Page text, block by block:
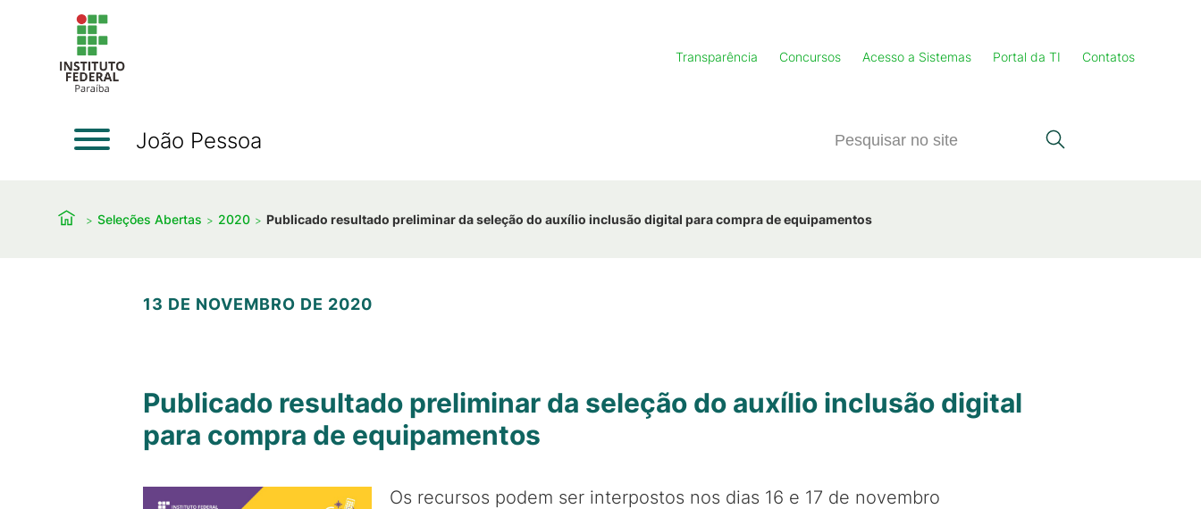
Transparência Concursos Acesso a Sistemas Portal da TI Contatos
João Pessoa
Seleções Abertas 2020 Publicado resultado preliminar da seleção do auxílio inclusão digital para compra de equipamentos
13 DE NOVEMBRO DE 2020
Publicado resultado preliminar da seleção do auxílio inclusão digital
para compra de equipamentos
Os recursos podem ser interpostos nos dias 16 e 17 de novembro